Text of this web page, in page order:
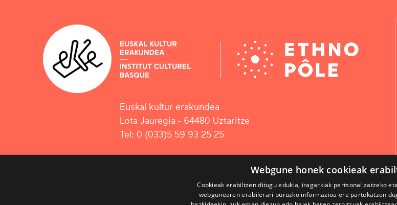
Euskal kultur erakundea
Lota Jauregia - 64480 Uztaritze
Tel: 0 (033)5 59 93 25 25
Webgune honek cookieak
Cookieak erabiltzen ditugu edukia, iragarkiak pertsonalizatzeko
webgunearen erabilerari buruzko informazioa ere partekatzen